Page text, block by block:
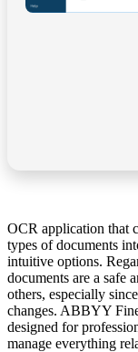
OCR application that
types of documents
intuitive options.
documents are a safe
others, especially
changes. ABBYY
designed for
manage everything